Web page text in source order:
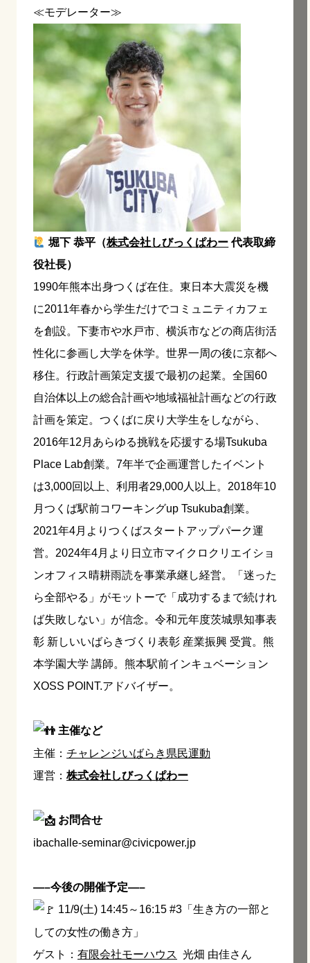
≪モデレーター≫
堀下 恭平（株式会社しびっくぱわー代表取締
役社長）
1990年熊本出身つくば在住。東日本大震災を機
に2011年春から学生だけでコミュニティカフェ
を創設。下妻市や水戸市、横浜市などの商店街活
性化に参画し大学を休学。世界一周の後に京都へ
移住。行政計画策定支援で最初の起業。全国60
自治体以上の総合計画や地域福祉計画などの行政
計画を策定。つくばに戻り大学生をしながら、
2016年12月あらゆる挑戦を応援する場Tsukuba
Place Lab創業。7年半で企画運営したイベント
は3,000回以上、利用者29,000人以上。2018年10
月つくば駅前コワーキングup Tsukuba創業。
2021年4月よりつくばスタートアップパーク運
営。2024年4月より日立市マイクロクリエイショ
ンオフィス晴耕雨読を事業承継し経営。「迷った
ら全部やる」がモットーで「成功するまで続けれ
ば失敗しない」が信念。令和元年度茨城県知事表
彰 新しいいばらきづくり表彰 産業振興 受賞。熊
本学園大学 講師。熊本駅前インキュベーション
XOSS POINT.アドバイザー。
主催など
主催： チャレンジいばらき県民運動
運営： 株式会社しびっくぱわー
お問合せ
ibachalle-seminar@civicpower.jp
—–今後の開催予定—–
11/9(土) 14:45～16:15 #3「生き方の一部と
しての女性の働き方」
ゲスト： 有限会社モーハウス 光畑 由佳さん